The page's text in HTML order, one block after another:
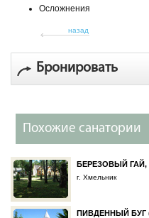
Осложнения
назад
Бронировать
Похожие санатории
БЕРЕЗОВЫЙ ГАЙ,
г. Хмельник
ПИВДЕННЫЙ БУГ